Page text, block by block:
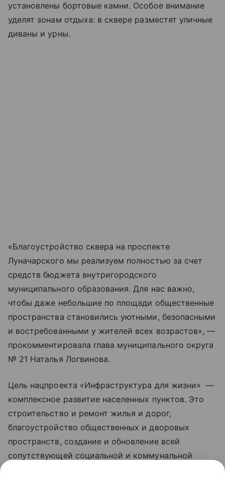
установлены бортовые камни. Особое внимание
уделят зонам отдыха: в сквере разместят уличные
диваны и урны.
«Благоустройство сквера на проспекте
Луначарского мы реализуем полностью за счет
средств бюджета внутригородского
муниципального образования. Для нас важно,
чтобы даже небольшие по площади общественные
пространства становились уютными, безопасными
и востребованными у жителей всех возрастов», —
прокомментировала глава муниципального округа
№ 21 Наталья Логвинова.
Цель нацпроекта «Инфраструктура для жизни» —
комплексное развитие населенных пунктов. Это
строительство и ремонт жилья и дорог,
благоустройство общественных и дворовых
пространств, создание и обновление всей
сопутствующей социальной и коммунальной